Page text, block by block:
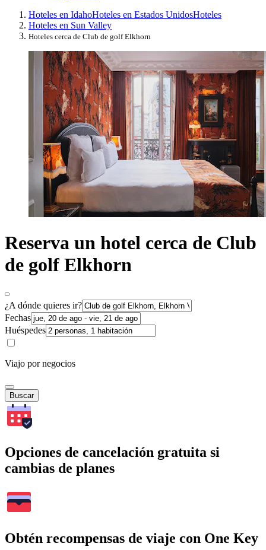
Hoteles en IdahoHoteles en Estados UnidosHoteles
Hoteles en Sun Valley
Hoteles cerca de Club de golf Elkhorn
Reserva un hotel cerca de Club
de golf Elkhorn
¿A dónde quieres ir?
Fechas
Huéspedes
Viajo por negocios
Buscar
Opciones de cancelación gratuita si
cambias de planes
Obtén recompensas de viaje con One Key